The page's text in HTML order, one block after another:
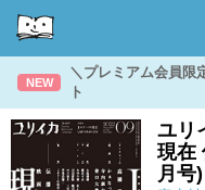
NEW
＼プレミアム会員限
ト
ユリ
現在
月号)